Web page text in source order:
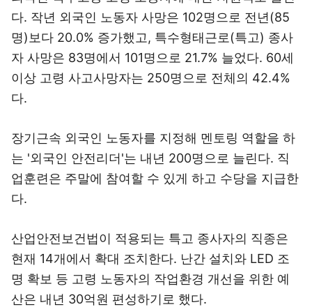
다. 작년 외국인 노동자 사망은 102명으로 전년(85
명)보다 20.0% 증가했고, 특수형태근로(특고) 종사
자 사망은 83명에서 101명으로 21.7% 늘었다. 60세
이상 고령 사고사망자는 250명으로 전체의 42.4%
다.
장기근속 외국인 노동자를 지정해 멘토링 역할을 하
는 '외국인 안전리더'는 내년 200명으로 늘린다. 직
업훈련은 주말에 참여할 수 있게 하고 수당을 지급한
다.
산업안전보건법이 적용되는 특고 종사자의 직종은
현재 14개에서 확대 조치한다. 난간 설치와 LED 조
명 확보 등 고령 노동자의 작업환경 개선을 위한 예
산은 내년 30억원 편성하기로 했다.